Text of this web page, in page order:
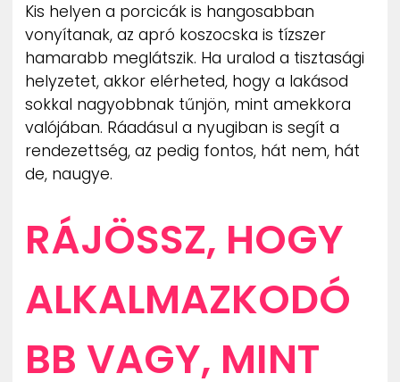
Kis helyen a porcicák is hangosabban
vonyítanak, az apró koszocska is tízszer
hamarabb meglátszik. Ha uralod a tisztasági
helyzetet, akkor elérheted, hogy a lakásod
sokkal nagyobbnak tűnjön, mint amekkora
valójában. Ráadásul a nyugiban is segít a
rendezettség, az pedig fontos, hát nem, hát
de, naugye.
RÁJÖSSZ, HOGY
ALKALMAZKODÓ
BB VAGY, MINT